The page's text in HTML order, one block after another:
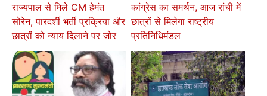
राज्यपाल से मिले CM हेमंत
सोरेन, पारदर्शी भर्ती प्रक्रिया और
छात्रों को न्याय दिलाने पर जोर
कांग्रेस का समर्थन, आज रांची में
छात्रों से मिलेगा राष्ट्रीय
प्रतिनिधिमंडल